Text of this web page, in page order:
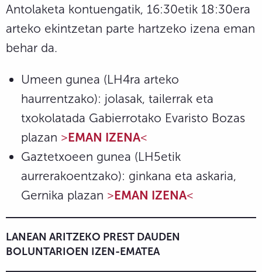
Antolaketa kontuengatik, 16:30etik 18:30era
arteko ekintzetan parte hartzeko izena eman
behar da.
Umeen gunea (LH4ra arteko
haurrentzako): jolasak, tailerrak eta
txokolatada Gabierrotako Evaristo Bozas
plazan >EMAN IZENA<
Gaztetxoeen gunea (LH5etik
aurrerakoentzako): ginkana eta askaria,
Gernika plazan >EMAN IZENA<
LANEAN ARITZEKO PREST DAUDEN
BOLUNTARIOEN IZEN-EMATEA